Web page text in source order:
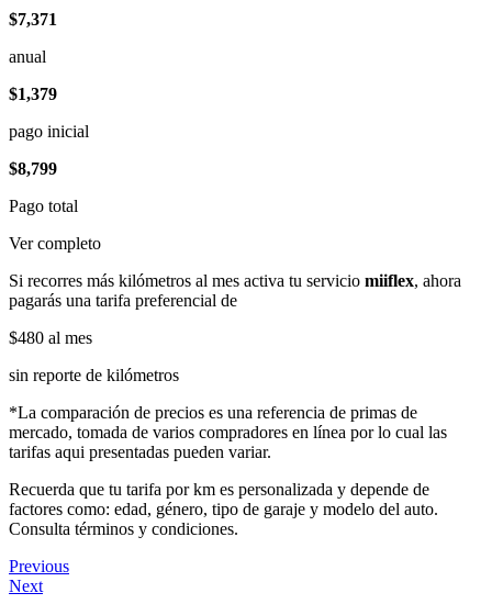
$7,371
anual
$1,379
pago inicial
$8,799
Pago total
Ver completo
Si recorres más kilómetros al mes activa tu servicio miiflex, ahora
pagarás una tarifa preferencial de
$480 al mes
sin reporte de kilómetros
*La comparación de precios es una referencia de primas de
mercado, tomada de varios compradores en línea por lo cual las
tarifas aqui presentadas pueden variar.
Recuerda que tu tarifa por km es personalizada y depende de
factores como: edad, género, tipo de garaje y modelo del auto.
Consulta términos y condiciones.
Previous
Next